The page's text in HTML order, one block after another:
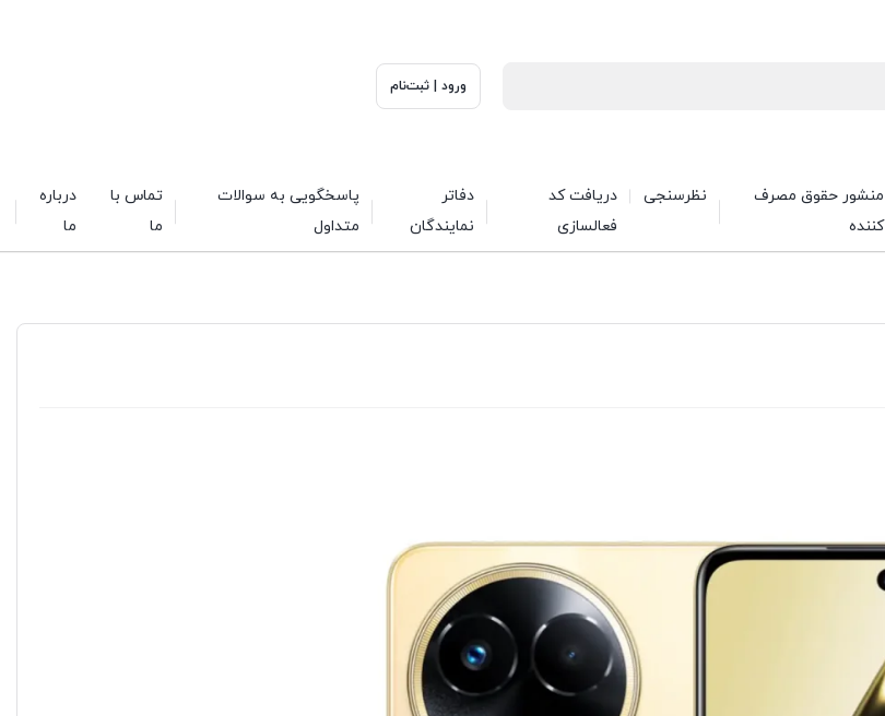
ورود | ثبت‌نام
منشور حقوق مصرف
کننده
نظرسنجی
دریافت کد
فعالسازی
دفاتر
نمایندگان
پاسخگویی به سوالات
متداول
تماس با
ما
درباره
ما